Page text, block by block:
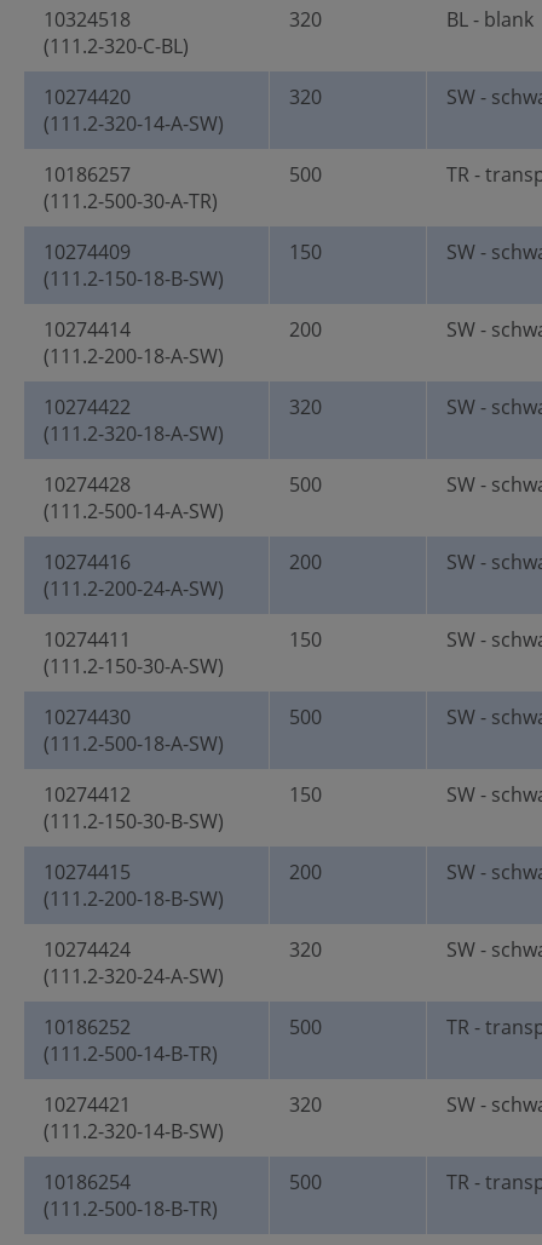
10324518
(111.2-320-C-BL)
320 BL - blank
10274420
(111.2-320-14-A-SW)
320 SW -
10186257
(111.2-500-30-A-TR)
500 TR -
10274409
(111.2-150-18-B-SW)
150 SW -
10274414
(111.2-200-18-A-SW)
200 SW -
10274422
(111.2-320-18-A-SW)
320 SW -
10274428
(111.2-500-14-A-SW)
500 SW -
10274416
(111.2-200-24-A-SW)
200 SW -
10274411
(111.2-150-30-A-SW)
150 SW -
10274430
(111.2-500-18-A-SW)
500 SW -
10274412
(111.2-150-30-B-SW)
150 SW -
10274415
(111.2-200-18-B-SW)
200 SW -
10274424
(111.2-320-24-A-SW)
320 SW -
10186252
(111.2-500-14-B-TR)
500 TR -
10274421
(111.2-320-14-B-SW)
320 SW -
10186254
(111.2-500-18-B-TR)
500 TR -